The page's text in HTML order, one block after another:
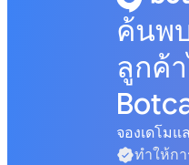
ค้นพ
ลูกค้
จองเดโม
ทำให้ก